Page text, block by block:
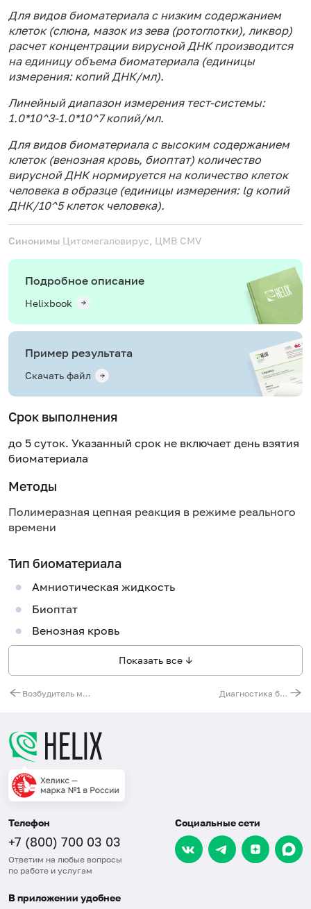
Для видов биоматериала с низким содержанием
клеток (слюна, мазок из зева (ротоглотки), ликвор)
расчет концентрации вирусной ДНК производится
на единицу объема биоматериала (единицы
измерения: копий ДНК/мл).
Линейный диапазон измерения тест-системы:
1.0*10^3-1.0*10^7 копий/мл.
Для видов биоматериала с высоким содержанием
клеток (венозная кровь, биоптат) количество
вирусной ДНК нормируется на количество клеток
человека в образце (единицы измерения: lg копий
ДНК/10^5 клеток человека).
Синонимы Цитомегаловирус, ЦМВ CMV
Подробное описание
Helixbook
Пример результата
Скачать файл
Срок выполнения
до 5 суток. Указанный срок не включает день взятия
биоматериала
Методы
Полимеразная цепная реакция в режиме реального
времени
Тип биоматериала
Амниотическая жидкость
Биоптат
Венозная кровь
Показать все ↓
Возбудитель микоплазмоза (Mycoplasma hominis), ДНК [реал-тайм ПЦР], количественно Диагностика бактериального вагиноза, ДНК количественно [реал-тайм ПЦР]
Телефон
+7 (800) 700 03 03
Ответим на любые вопросы
по работе и услугам
Социальные сети
В приложении удобнее